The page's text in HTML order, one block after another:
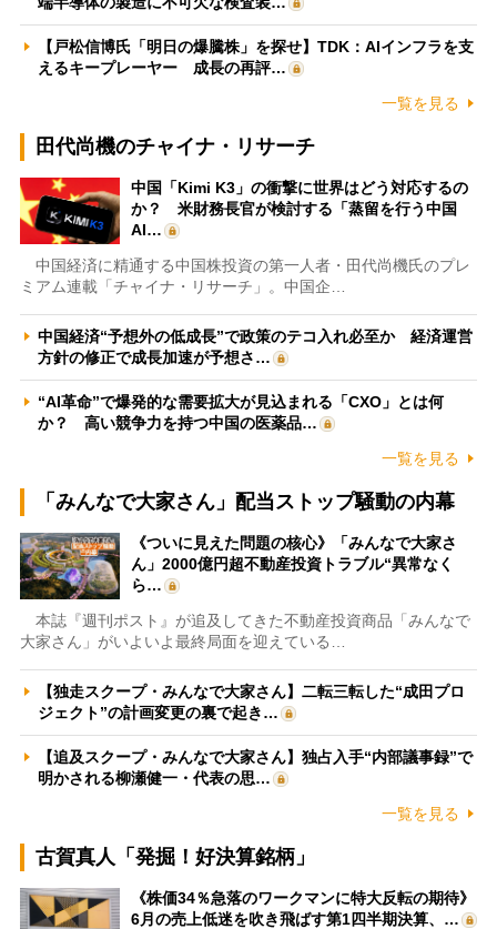
【戸松信博氏「明日の爆騰株」を探せ】TDK：AIインフラを支
えるキープレーヤー 成長の再評…
一覧を見る
田代尚機のチャイナ・リサーチ
中国「Kimi K3」の衝撃に世界はどう対応するの
か？ 米財務長官が検討する「蒸留を行う中国
AI…
中国経済に精通する中国株投資の第一人者・田代尚機氏のプレ
ミアム連載「チャイナ・リサーチ」。中国企…
中国経済“予想外の低成長”で政策のテコ入れ必至か 経済運営
方針の修正で成長加速が予想さ…
“AI革命”で爆発的な需要拡大が見込まれる「CXO」とは何
か？ 高い競争力を持つ中国の医薬品…
一覧を見る
「みんなで大家さん」配当ストップ騒動の内幕
《ついに見えた問題の核心》「みんなで大家さ
ん」2000億円超不動産投資トラブル“異常なく
ら…
本誌『週刊ポスト』が追及してきた不動産投資商品「みんなで
大家さん」がいよいよ最終局面を迎えている…
【独走スクープ・みんなで大家さん】二転三転した“成田プロ
ジェクト”の計画変更の裏で起き…
【追及スクープ・みんなで大家さん】独占入手“内部議事録”で
明かされる柳瀬健一・代表の思…
一覧を見る
古賀真人「発掘！好決算銘柄」
《株価34％急落のワークマンに特大反転の期待》
6月の売上低迷を吹き飛ばす第1四半期決算、…